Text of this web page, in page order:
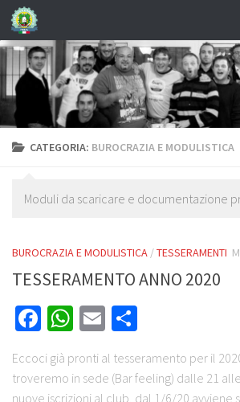
CATEGORIA: BUROCRAZIA E MODULISTICA
Moduli da scaricare e documentazione
BUROCRAZIA E MODULISTICA /TESSERAMENTI
TESSERAMENTO ANNO 2020
Facebook
WhatsApp
Email
Eccoci già pronti al tesseramento per il
troveremo in sede (Bar feeling) dalle 21
nuove iscrizioni al club, dal 1/6/20 avviene